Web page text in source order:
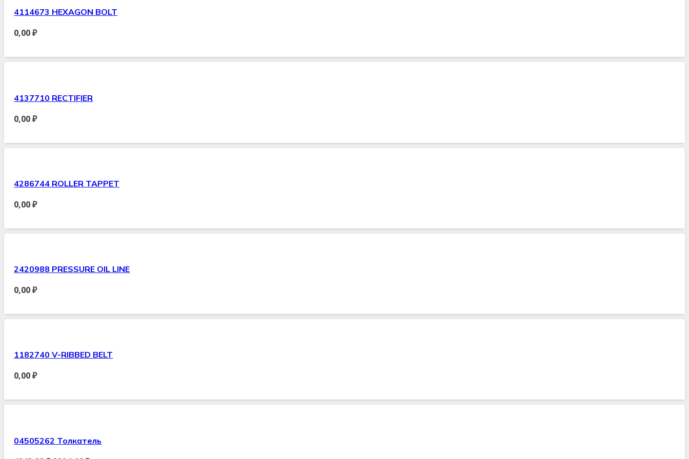
4114673 HEXAGON BOLT
0,00₽
4137710 RECTIFIER
0,00₽
4286744 ROLLER TAPPET
0,00₽
2420988 PRESSURE OIL LINE
0,00₽
1182740 V-RIBBED BELT
0,00₽
04505262 Толкатель